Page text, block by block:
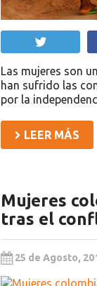
Las mujeres son
han sufrido las
por la
LEER MÁS
Mujeres
tras el
25 de Agosto,